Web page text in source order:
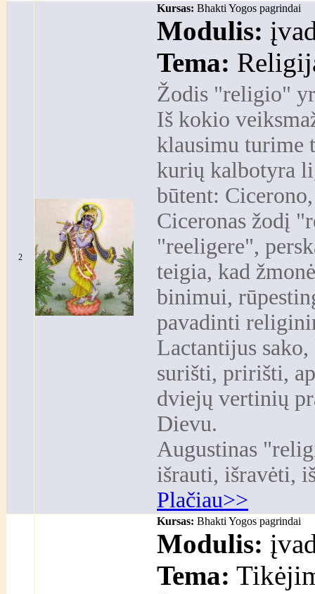
2
Kursas: Bhakti Yogos pagrindai
Modulis:
Tema:
Žodis "religio"
Iš kokio
klausimu turime
kurių kalbotyra
būtent:
Ciceronas žodį
"reeligere",
teigia, kad
binimui,
pavadinti
Lactantijus
surišti, pririšti,
dviejų vertinių
Dievu.
Augustinas
išrauti, išravėti,
Plačiau>>
Kursas: Bhakti Yogos pagrindai
Modulis:
Tema: